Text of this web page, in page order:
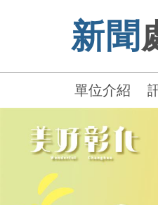
新聞
單位介紹